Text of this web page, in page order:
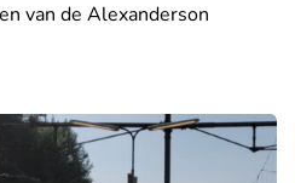
van de Alexanderson